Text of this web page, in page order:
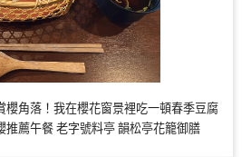
櫻角落！我在櫻花窗景裡吃一頓春季豆腐
推薦午餐 老字號料亭 韻松亭花籠御膳